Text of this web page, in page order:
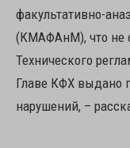
факультативно-
(КМАФАнМ), что не
Технического
Главе КФХ выдано
нарушений, –